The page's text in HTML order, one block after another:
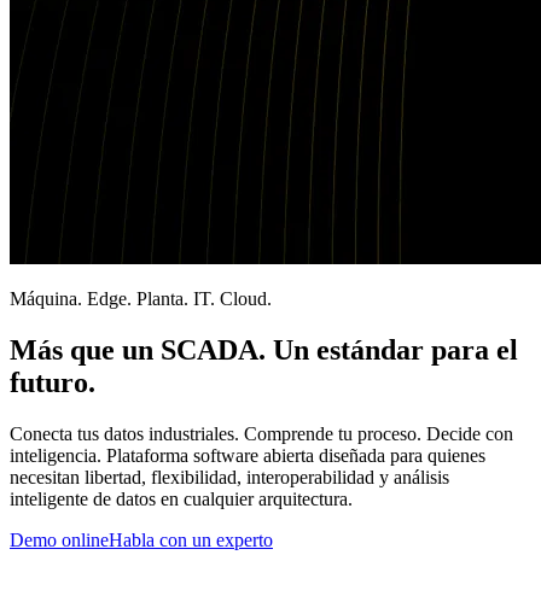
Máquina. Edge. Planta. IT. Cloud.
Más que un SCADA. Un estándar para el
futuro.
Conecta tus datos industriales. Comprende tu proceso. Decide con
inteligencia. Plataforma software abierta diseñada para quienes
necesitan libertad, flexibilidad, interoperabilidad y análisis
inteligente de datos en cualquier arquitectura.
Demo onlineHabla con un experto